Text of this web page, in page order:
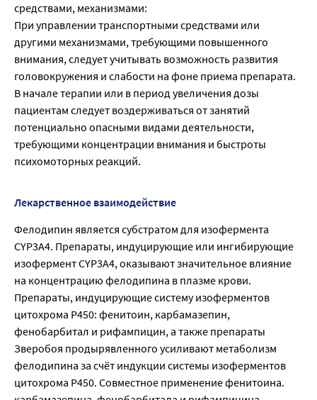
средствами, механизмами:
При управлении транспортными средствами или
другими механизмами, требующими повышенного
внимания, следует учитывать возможность развития
головокружения и слабости на фоне приема препарата.
В начале терапии или в период увеличения дозы
пациентам следует воздерживаться от занятий
потенциально опасными видами деятельности,
требующими концентрации внимания и быстроты
психомоторных реакций.
Лекарственное взаимодействие
Фелодипин является субстратом для изофермента
CYP3A4. Препараты, индуцирующие или ингибирующие
изофермент CYP3A4, оказывают значительное влияние
на концентрацию фелодипина в плазме крови.
Препараты, индуцирующие систему изоферментов
цитохрома Р450: фенитоин, карбамазепин,
фенобарбитал и рифампицин, а также препараты
Зверобоя продырявленного усиливают метаболизм
фелодипина за счёт индукции системы изоферментов
цитохрома Р450. Совместное применение фенитоина.